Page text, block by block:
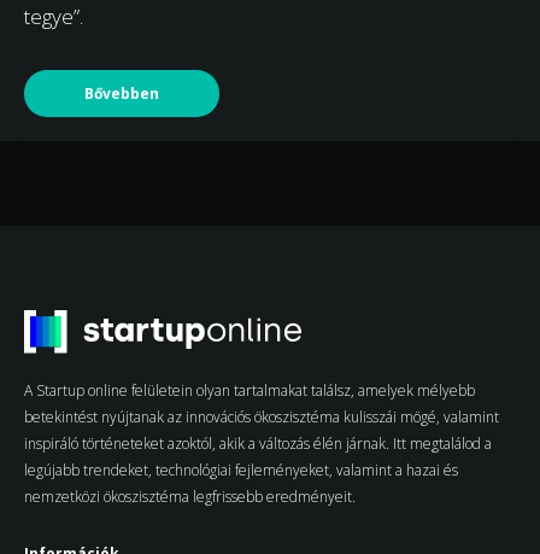
tegye”.
Bővebben
A Startup online felületein olyan tartalmakat találsz, amelyek mélyebb
betekintést nyújtanak az innovációs ökoszisztéma kulisszái mögé, valamint
inspiráló történeteket azoktól, akik a változás élén járnak. Itt megtalálod a
legújabb trendeket, technológiai fejleményeket, valamint a hazai és
nemzetközi ökoszisztéma legfrissebb eredményeit.